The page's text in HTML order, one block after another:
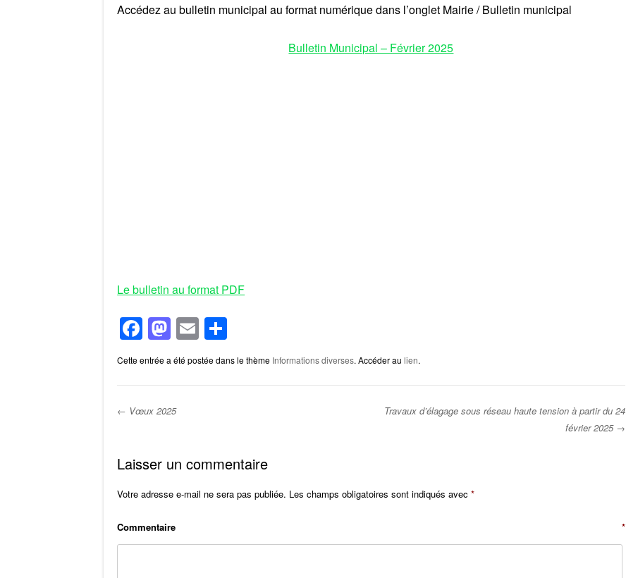
Accédez au bulletin municipal au format numérique dans l’onglet Mairie / Bulletin municipal
Bulletin Municipal – Février 2025
Le bulletin au format PDF
F
a
c
e
b
o
k
M
a
st
o
d
n
E
m
ail
ar
ta
g
Cette entrée a été postée dans le thème Informations diverses. Accéder aulien.
← Vœux 2025
Travaux d’élagage sous réseau haute tension à partir du 24
février 2025 →
Laisser un commentaire
Votre adresse e-mail ne sera pas publiée. Les champs obligatoires sont indiqués avec*
Commentaire *